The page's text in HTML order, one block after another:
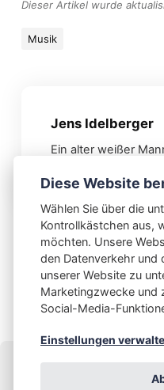
Dieser Artikel wurde
Musik
Jens Idelberger
Ein alter weißer
VORHERIGER BEITRAG
SEMPRA 2.0
Diese Website
Wählen Sie über die
Kontrollkästchen aus,
möchten. Unsere
den Datenverkehr und
unserer Website zu
Marketingzwecke und
Social-Media-
Einstellungen